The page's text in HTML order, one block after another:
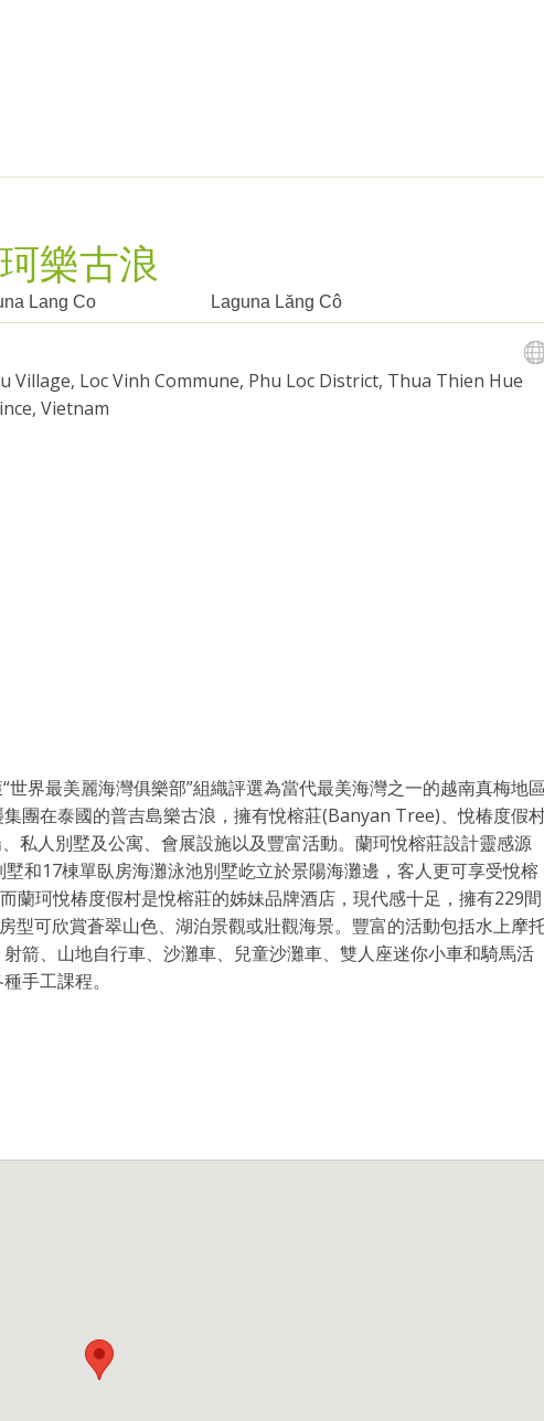
樂古浪
Lang Co Laguna Lăng Cô
Village, Loc Vinh Commune, Phu Loc District, Thua Thien Hue
Vietnam
界最美麗海灣俱樂部”組織評選為當代最美海灣之一的越南真梅地
團在泰國的普吉島樂古浪，擁有悅榕莊(Banyan Tree)、悅椿度假
私人別墅及公寓、會展設施以及豐富活動。蘭珂悅榕莊設計靈感源
和17棟單臥房海灘泳池別墅屹立於景陽海灘邊，客人更可享受悅榕
蘭珂悅椿度假村是悅榕莊的姊妹品牌酒店，現代感十足，擁有229間
型可欣賞蒼翠山色、湖泊景觀或壯觀海景。豐富的活動包括水上摩
箭、山地自行車、沙灘車、兒童沙灘車、雙人座迷你小車和騎馬活
手工課程。